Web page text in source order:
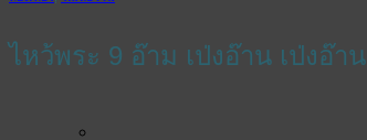
ไหว้พระ 9 อ๊าม เป่งอ๊าน เป่งอ๊าน